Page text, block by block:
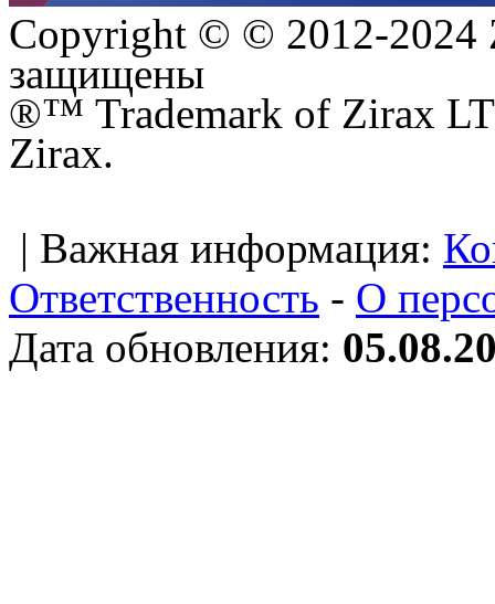
Copyright © © 2012-2024
защищены
®™ Trademark of Zirax
Zirax.
| Важная информация:
Ответственность - О
Дата обновления: